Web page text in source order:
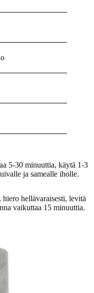
5-30 minuuttia, käytä 1-3
ja samealle iholle.
, hiero hellävaraisesti, levitä
vaikuttaa 15 minuuttia.